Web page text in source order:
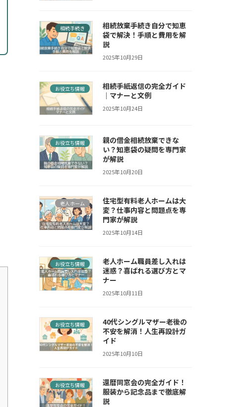
相続手続き
相続放棄手続き自分で知恵
袋で解決！手順と費用を解
説
2025年10月29日
お役立ち情報
相続手紙返信の完全ガイド
｜マナーと文例
2025年10月24日
お役立ち情報
親の借金相続放棄できな
い？知恵袋の疑問を専門家
が解説
2025年10月20日
老人ホーム
住宅型有料老人ホームは大
変？仕事内容と問題点を専
門家が解説
2025年10月14日
お役立ち情報
老人ホーム職員差し入れは
迷惑？喜ばれる選び方とマ
ナー
2025年10月11日
お役立ち情報
40代シングルマザー老後の
不安を解消！人生再設計ガ
イド
2025年10月10日
お役立ち情報
還暦同窓会の完全ガイド！
服装から記念品まで徹底解
説